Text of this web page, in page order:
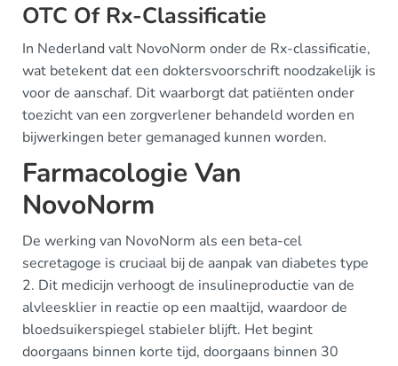
OTC Of Rx-Classificatie
In Nederland valt NovoNorm onder de Rx-classificatie,
wat betekent dat een doktersvoorschrift noodzakelijk is
voor de aanschaf. Dit waarborgt dat patiënten onder
toezicht van een zorgverlener behandeld worden en
bijwerkingen beter gemanaged kunnen worden.
Farmacologie Van
NovoNorm
De werking van NovoNorm als een beta-cel
secretagoge is cruciaal bij de aanpak van diabetes type
2. Dit medicijn verhoogt de insulineproductie van de
alvleesklier in reactie op een maaltijd, waardoor de
bloedsuikerspiegel stabieler blijft. Het begint
doorgaans binnen korte tijd, doorgaans binnen 30